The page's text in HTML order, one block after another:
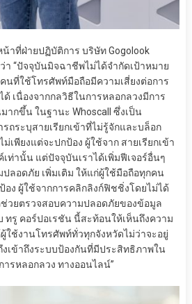
าที่ฝ่ายปฏิบัติการ บริษัท Gogolook
า “ปัจจุบันมิจฉาชีพไม่ได้จำกัดเป้าหมาย
นที่ใช้โทรศัพท์มือถือมีความเสี่ยงต่อการ
เนื่องจากกลวิธีในการหลอกลวงมีการ
กขึ้น ในฐานะ Whoscall ซึ่งเป็น
ระบุสายเรียกเข้าที่ไม่รู้จักและบล็อก
พียงแต่จะปกป้อง ผู้ใช้จาก สายเรียกเข้า
ท่านั้น แต่ปัจจุบันเราได้เพิ่มฟีเจอร์อื่นๆ
ปลอดภัย เพิ่มเติม ให้แก่ผู้ใช้มือถือทุกคน
อง ผู้ใช้จากการคลิกลิงก์ฟิชชิ่งโดยไม่ได้
ช่วยตรวจสอบความปลอดภัยของข้อมูล
รู คอร์ปอเรชัน นี้สะท้อนให้เห็นถึงความ
ใช้งานโทรศัพท์ทั่วทุกจังหวัดไม่ว่าจะอยู่
เข้าถึงระบบป้องกันที่มีประสิทธิภาพใน
ารหลอกลวง ทางออนไลน์”